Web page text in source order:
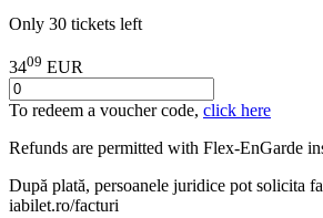
Only 30 tickets left
3409 EUR
To redeem a voucher code, click here
Refunds are permitted with Flex-EnGarde
După plată, persoanele juridice pot solicita
iabilet.ro/facturi